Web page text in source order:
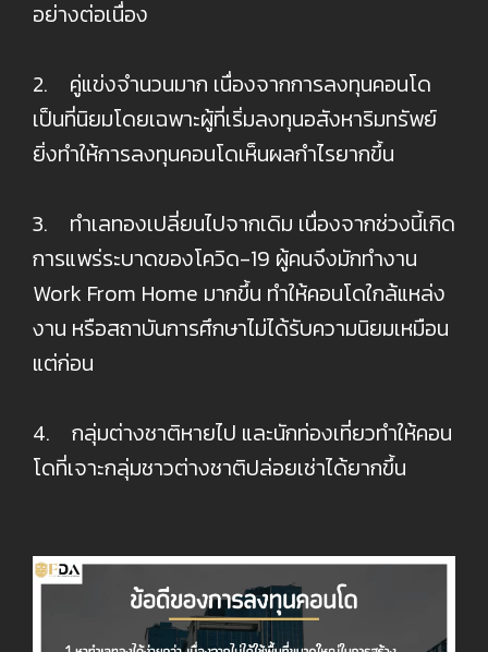
อย่างต่อเนื่อง
2. คู่แข่งจำนวนมาก เนื่องจากการลงทุนคอนโด
เป็นที่นิยมโดยเฉพาะผู้ที่เริ่มลงทุนอสังหาริมทรัพย์
ยิ่งทำให้การลงทุนคอนโดเห็นผลกำไรยากขึ้น
3. ทำเลทองเปลี่ยนไปจากเดิม เนื่องจากช่วงนี้เกิด
การแพร่ระบาดของโควิด-19 ผู้คนจึงมักทำงาน
Work From Home มากขึ้น ทำให้คอนโดใกล้แหล่ง
งาน หรือสถาบันการศึกษาไม่ได้รับความนิยมเหมือน
แต่ก่อน
4. กลุ่มต่างชาติหายไป และนักท่องเที่ยวทำให้คอน
โดที่เจาะกลุ่มชาวต่างชาติปล่อยเช่าได้ยากขึ้น